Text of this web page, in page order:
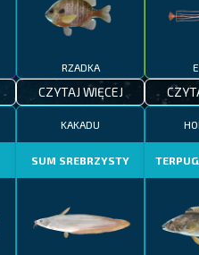
RZADKA
CZYTAJ WIĘCEJ
KAKADU
SUM SREBRZYSTY